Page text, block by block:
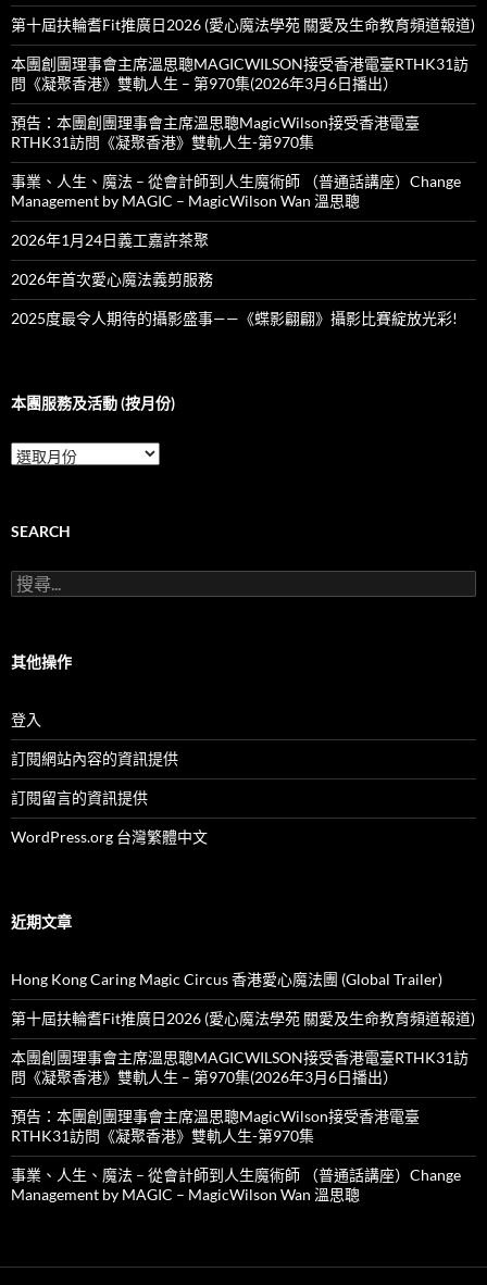
第十屆扶輪耆Fit推廣日2026 (愛心魔法學苑 關愛及生命教育頻道報道)
本團創團理事會主席溫思聰MAGICWILSON接受香港電臺RTHK31訪
問《凝聚香港》雙軌人生 – 第970集(2026年3月6日播出）
預告：本團創團理事會主席溫思聰MagicWilson接受香港電臺
RTHK31訪問《凝聚香港》雙軌人生-第970集
事業、人生、魔法 – 從會計師到人生魔術師 （普通話講座）Change
Management by MAGIC – MagicWilson Wan 溫思聰
2026年1月24日義工嘉許茶聚
2026年首次愛心魔法義剪服務
2025度最令人期待的攝影盛事——《蝶影翩翩》攝影比賽綻放光彩!
本團服務及活動 (按月份)
本
團
及
動
(按
SEARCH
搜
尋
字:
其他操作
登入
訂閱網站內容的資訊提供
訂閱留言的資訊提供
WordPress.org 台灣繁體中文
近期文章
Hong Kong Caring Magic Circus 香港愛心魔法團 (Global Trailer)
第十屆扶輪耆Fit推廣日2026 (愛心魔法學苑 關愛及生命教育頻道報道)
本團創團理事會主席溫思聰MAGICWILSON接受香港電臺RTHK31訪
問《凝聚香港》雙軌人生 – 第970集(2026年3月6日播出）
預告：本團創團理事會主席溫思聰MagicWilson接受香港電臺
RTHK31訪問《凝聚香港》雙軌人生-第970集
事業、人生、魔法 – 從會計師到人生魔術師 （普通話講座）Change
Management by MAGIC – MagicWilson Wan 溫思聰